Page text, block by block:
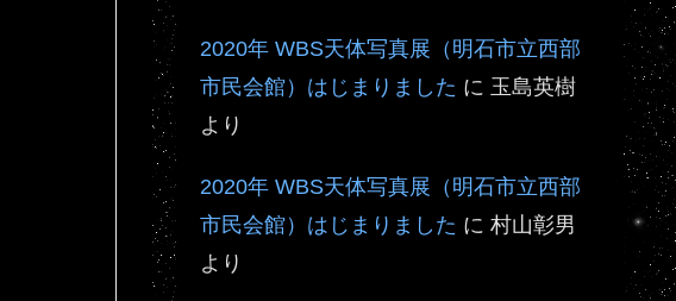
2020年 WBS天体写真展（明石市立西部
市民会館）はじまりました に 玉島英樹
より
2020年 WBS天体写真展（明石市立西部
市民会館）はじまりました に 村山彰男
より